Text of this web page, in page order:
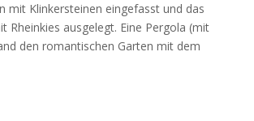
mit Klinkersteinen eingefasst und das
Rheinkies ausgelegt. Eine Pergola (mit
den romantischen Garten mit dem